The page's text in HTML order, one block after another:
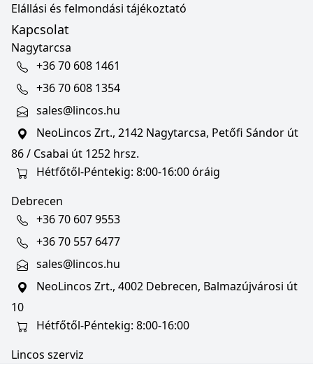
Elállási és felmondási tájékoztató
Kapcsolat
Nagytarcsa
+36 70 608 1461
+36 70 608 1354
sales@lincos.hu
NeoLincos Zrt., 2142 Nagytarcsa, Petőfi Sándor út
86 / Csabai út 1252 hrsz.
Hétfőtől-Péntekig: 8:00-16:00 óráig
Debrecen
+36 70 607 9553
+36 70 557 6477
sales@lincos.hu
NeoLincos Zrt., 4002 Debrecen, Balmazújvárosi út
10
Hétfőtől-Péntekig: 8:00-16:00
Lincos szerviz